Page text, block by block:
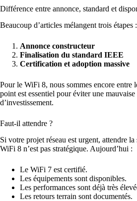
Différence entre annonce, standard et
Beaucoup d’articles mélangent trois étapes :
Annonce constructeur
Finalisation du standard IEEE
Certification et adoption massive
Pour le WiFi 8, nous sommes encore entre
point est essentiel pour éviter une mauvaise
d’investissement.
Faut-il attendre ?
Si votre projet réseau est urgent, attendre
WiFi 8 n’est pas stratégique. Aujourd’hui :
Le WiFi 7 est certifié.
Les équipements sont disponibles.
Les performances sont déjà très
Les retours terrain sont documentés.